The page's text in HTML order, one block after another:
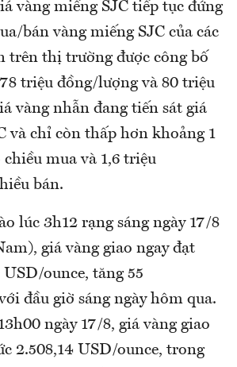
vàng miếng SJC tiếp tục đứng
bán vàng miếng SJC của các
trên thị trường được công bố
triệu đồng/lượng và 80 triệu
vàng nhẫn đang tiến sát giá
và chỉ còn thấp hơn khoảng 1
mua và 1,6 triệu
bán.
lúc 3h12 rạng sáng ngày 17/8
giá vàng giao ngay đạt
ounce, tăng 55
đầu giờ sáng ngày hôm qua.
ngày 17/8, giá vàng giao
2.508,14 USD/ounce, trong